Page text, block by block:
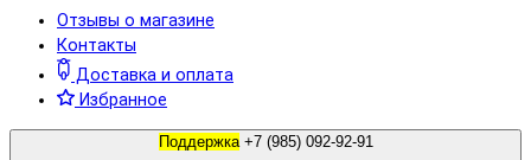
Отзывы о магазине
Контакты
Доставка и оплата
Избранное
Поддержка +7 (985) 092-92-91